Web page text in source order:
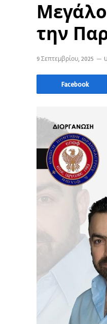
την
9 Σεπτεμβρίου, 2025
Facebook